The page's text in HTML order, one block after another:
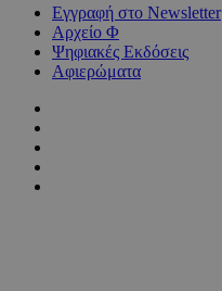
Εγγραφή στο Newsletter
Αρχείο Φ
Ψηφιακές Εκδόσεις
Αφιερώματα